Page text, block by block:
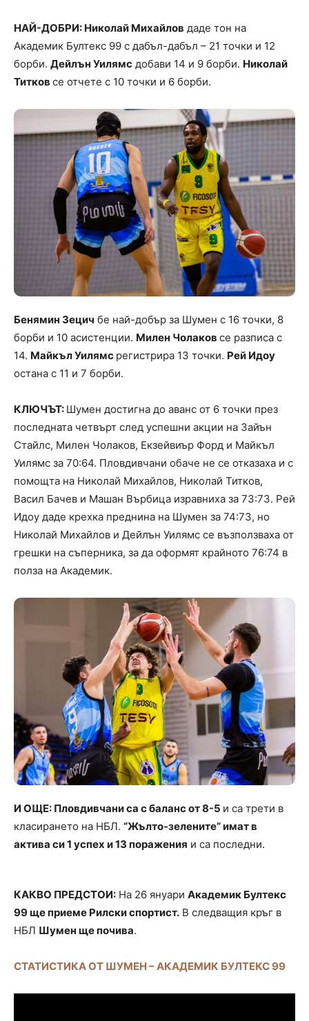
НАЙ-ДОБРИ: Николай Михайлов даде тон на
Академик Бултекс 99 с дабъл-дабъл – 21 точки и 12
борби. Дейлън Уилямс добави 14 и 9 борби. Николай
Титков се отчете с 10 точки и 6 борби.
Бенямин Зецич бе най-добър за Шумен с 16 точки, 8
борби и 10 асистенции. Милен Чолаков се разписа с
14. Майкъл Уилямс регистрира 13 точки. Рей Идоу
остана с 11 и 7 борби.
КЛЮЧЪТ: Шумен достигна до аванс от 6 точки през
последната четвърт след успешни акции на Зайън
Стайлс, Милен Чолаков, Екзейвиър Форд и Майкъл
Уилямс за 70:64. Пловдивчани обаче не се отказаха и с
помощта на Николай Михайлов, Николай Титков,
Васил Бачев и Машан Върбица изравниха за 73:73. Рей
Идоу даде крехка преднина на Шумен за 74:73, но
Николай Михайлов и Дейлън Уилямс се възползваха от
грешки на съперника, за да оформят крайното 76:74 в
полза на Академик.
И ОЩЕ: Пловдивчани са с баланс от 8-5 и са трети в
класирането на НБЛ. “Жълто-зелените” имат в
актива си 1 успех и 13 поражения и са последни.
КАКВО ПРЕДСТОИ: На 26 януари Академик Бултекс
99 ще приеме Рилски спортист. В следващия кръг в
НБЛ Шумен ще почива.
СТАТИСТИКА ОТ ШУМЕН – АКАДЕМИК БУЛТЕКС 99